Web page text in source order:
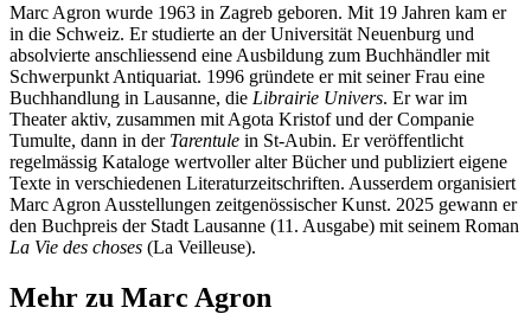
Marc Agron wurde 1963 in Zagreb geboren. Mit 19 Jahren kam er
in die Schweiz. Er studierte an der Universität Neuenburg und
absolvierte anschliessend eine Ausbildung zum Buchhändler mit
Schwerpunkt Antiquariat. 1996 gründete er mit seiner Frau eine
Buchhandlung in Lausanne, die Librairie Univers. Er war im
Theater aktiv, zusammen mit Agota Kristof und der Companie
Tumulte, dann in der Tarentule in St-Aubin. Er veröffentlicht
regelmässig Kataloge wertvoller alter Bücher und publiziert eigene
Texte in verschiedenen Literaturzeitschriften. Ausserdem organisiert
Marc Agron Ausstellungen zeitgenössischer Kunst. 2025 gewann er
den Buchpreis der Stadt Lausanne (11. Ausgabe) mit seinem Roman
La Vie des choses (La Veilleuse).
Mehr zu Marc Agron